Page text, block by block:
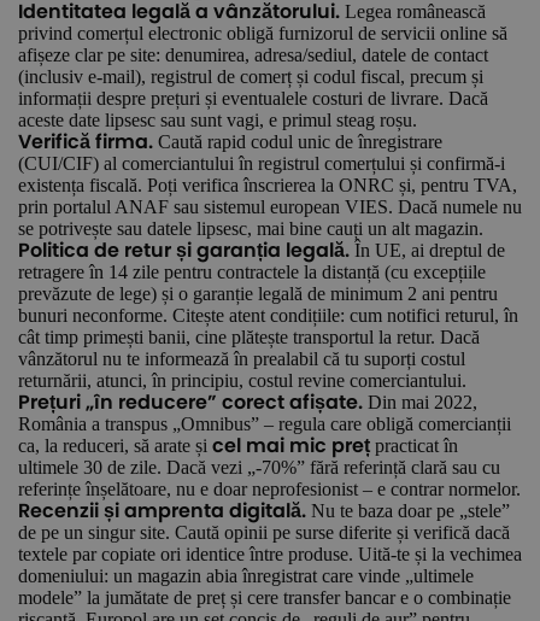
Identitatea legală a vânzătorului. Legea românească
privind comerțul electronic obligă furnizorul de servicii online să
afișeze clar pe site: denumirea, adresa/sediul, datele de contact
(inclusiv e-mail), registrul de comerț și codul fiscal, precum și
informații despre prețuri și eventualele costuri de livrare. Dacă
aceste date lipsesc sau sunt vagi, e primul steag roșu.
Verifică firma. Caută rapid codul unic de înregistrare
(CUI/CIF) al comerciantului în registrul comerțului și confirmă-i
existența fiscală. Poți verifica înscrierea la ONRC și, pentru TVA,
prin portalul ANAF sau sistemul european VIES. Dacă numele nu
se potrivește sau datele lipsesc, mai bine cauți un alt magazin.
Politica de retur și garanția legală. În UE, ai dreptul de
retragere în 14 zile pentru contractele la distanță (cu excepțiile
prevăzute de lege) și o garanție legală de minimum 2 ani pentru
bunuri neconforme. Citește atent condițiile: cum notifici returul, în
cât timp primești banii, cine plătește transportul la retur. Dacă
vânzătorul nu te informează în prealabil că tu suporți costul
returnării, atunci, în principiu, costul revine comerciantului.
Prețuri „în reducere” corect afișate. Din mai 2022,
România a transpus „Omnibus” – regula care obligă comercianții
ca, la reduceri, să arate și cel mai mic preț practicat în
ultimele 30 de zile. Dacă vezi „-70%” fără referință clară sau cu
referințe înșelătoare, nu e doar neprofesionist – e contrar normelor.
Recenzii și amprenta digitală. Nu te baza doar pe „stele”
de pe un singur site. Caută opinii pe surse diferite și verifică dacă
textele par copiate ori identice între produse. Uită-te și la vechimea
domeniului: un magazin abia înregistrat care vinde „ultimele
modele” la jumătate de preț și cere transfer bancar e o combinație